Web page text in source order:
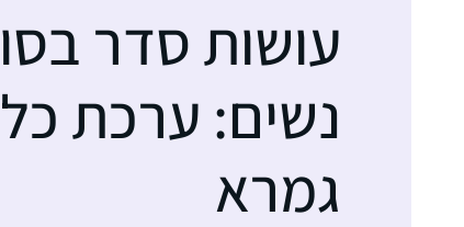
עושות סדר
נשים: ערכת
גמרא